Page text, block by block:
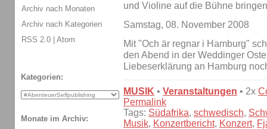
und Violine auf die Bühne
Samstag, 08. November 2008
Mit "Och är regnar i Hamburg"
den Abend in der Weddinger
Liebeserklärung an Hamburg
MUSIK • Veranstaltungen • 2x
Permalink
Tags: Südafrika, schwedisch,
Musik, Konzertbericht, Konzert,
Archiv nach Monaten
Archiv nach Kategorien
RSS 2.0 | Atom
Kategorien:
Monate im Archiv: